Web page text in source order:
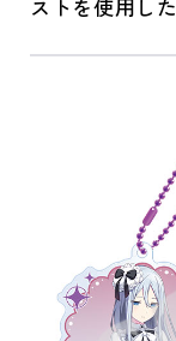
ストを使用し